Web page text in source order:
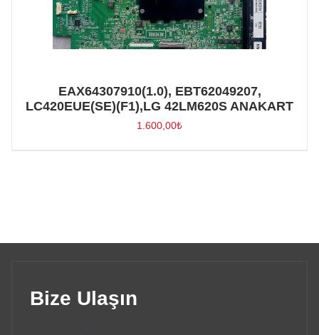
EAX64307910(1.0), EBT62049207,
LC420EUE(SE)(F1),LG 42LM620S ANAKART
1.600,00₺
Bize Ulaşın